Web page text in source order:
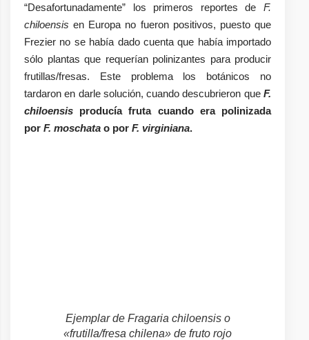
“Desafortunadamente” los primeros reportes de F.
chiloensis en Europa no fueron positivos, puesto que
Frezier no se había dado cuenta que había importado
sólo plantas que requerían polinizantes para producir
frutillas/fresas. Este problema los botánicos no
tardaron en darle solución, cuando descubrieron que F.
chiloensis producía fruta cuando era polinizada
por F. moschata o por F. virginiana.
Ejemplar de Fragaria chiloensiso
«frutilla/fresa chilena» de fruto rojo